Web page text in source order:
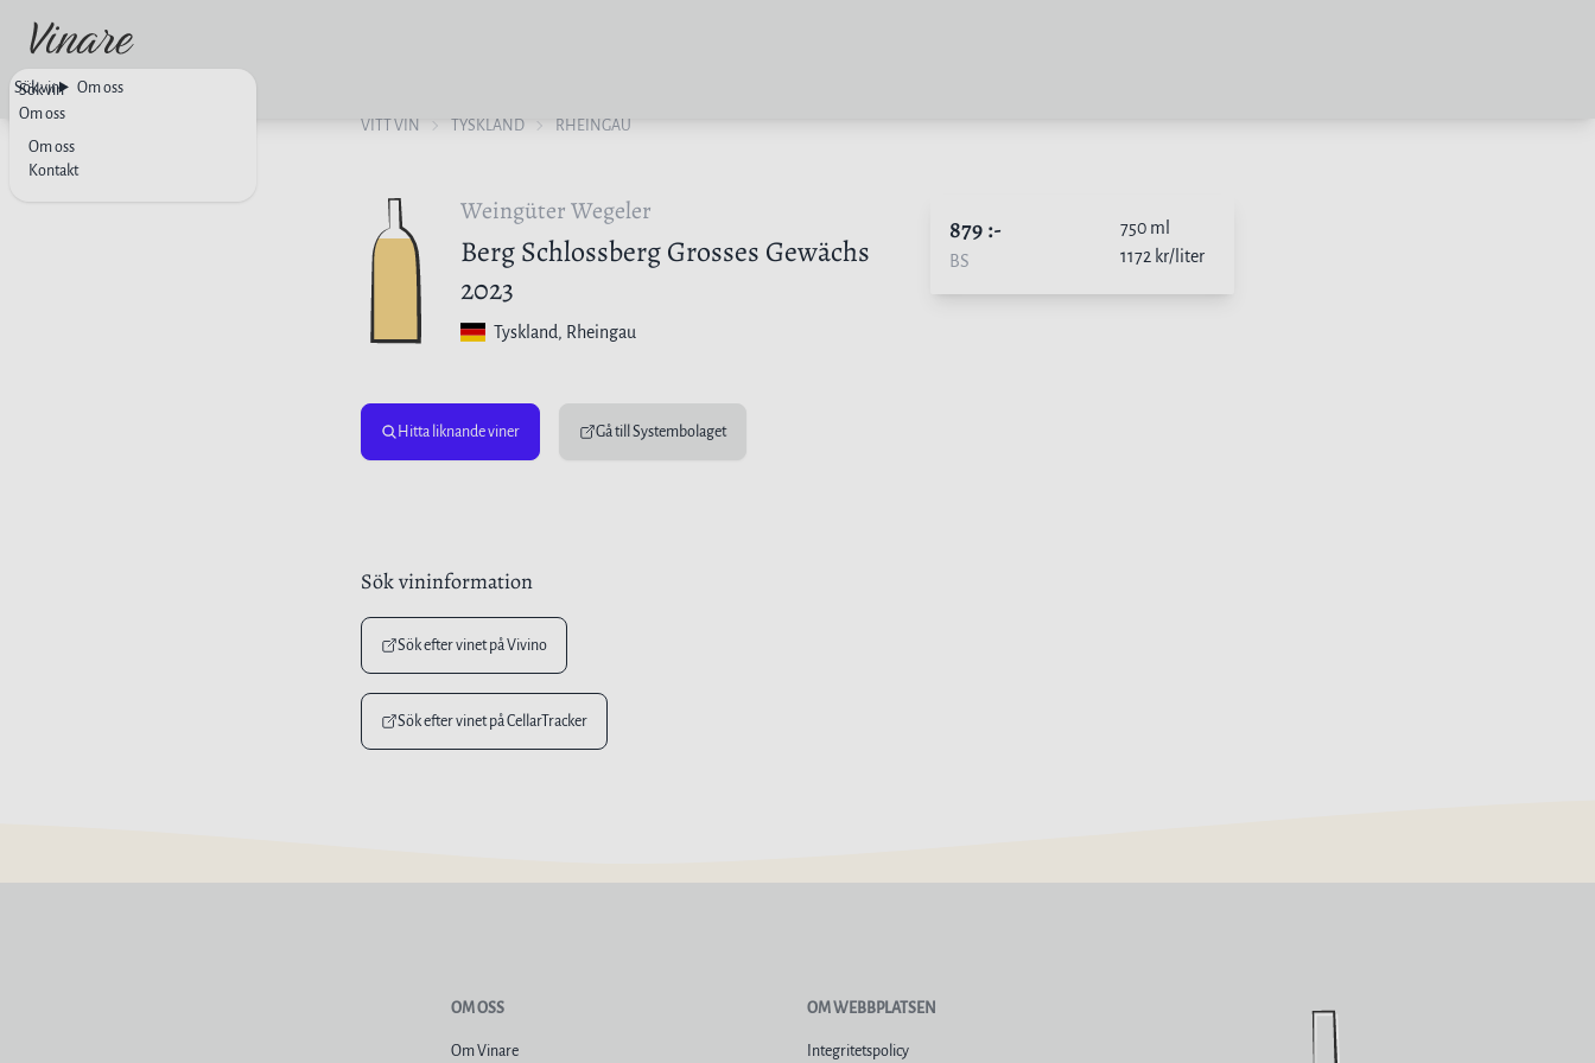
Sök vin
Om oss
Om oss
Kontakt
Sök vin Om oss
VITT VIN TYSKLAND RHEINGAU
Weingüter Wegeler
Berg Schlossberg Grosses Gewächs
2023
Tyskland, Rheingau
Hitta liknande viner Gå till Systembolaget
879:-
BS
750 ml
1172 kr/liter
Sök vininformation
Sök efter vinet på Vivino
Sök efter vinet på CellarTracker
OM OSS
Om Vinare
OM WEBBPLATSEN
Integritetspolicy